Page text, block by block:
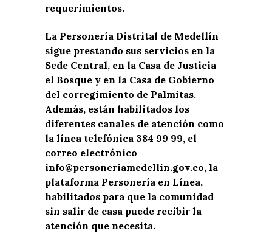
requerimientos.
La Personería Distrital de Medellín
sigue prestando sus servicios en la
Sede Central, en la Casa de Justicia
el Bosque y en la Casa de Gobierno
del corregimiento de Palmitas.
Además, están habilitados los
diferentes canales de atención como
la línea telefónica 384 99 99, el
correo electrónico
info@personeriamedellin.gov.co, la
plataforma Personería en Línea,
habilitados para que la comunidad
sin salir de casa puede recibir la
atención que necesita.